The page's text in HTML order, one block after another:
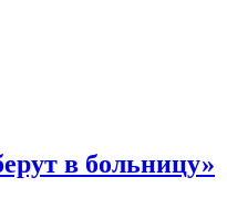
в больницу»